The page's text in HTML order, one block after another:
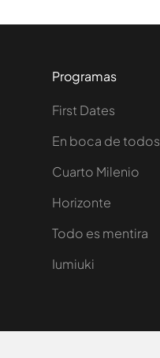
Programas
First Dates
En boca de todos
Cuarto Milenio
Horizonte
Todo es mentira
Iumiuki